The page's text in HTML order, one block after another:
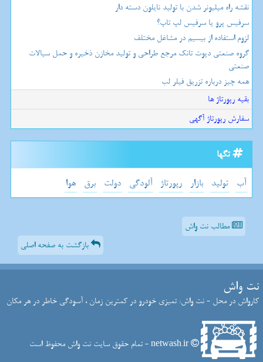
نقشه راه میلیونر شدن با تولید نایلون دسته دار
سرفیس پرو یا سرفیس لپ تاپ؟
لزوم استفاده از بیسیم در مشاغل مختلف
گروه صنعتی دپوت تانک مرجع طراحی و تولید مخازن ذخیره و حمل سیالات
صنعتی
همه چیز درباره تزریق فیلر لب
بقیه رپورتاژ ها
سفارش رپورتاژ آگهی
تگها
آب تولید بازار رپورتاژ آلودگی دولت برق هوا
مطالب نت واش
بازگشت به صفحه اصلی
نت واش
کارواش در محل - نت واش: تمیزی خودرو در کمترین زمان ، آسودگی خاطر در هر مکان
netwash.ir - تمام حقوق سایت نت واش محفوظ است